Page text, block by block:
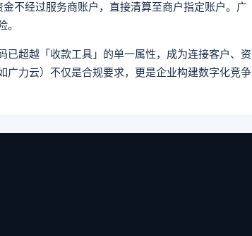
经过服务商账户，直接清算至商户指定账户。广
。
超越「收款工具」的单一属性，成为连接客户、资
广力云）不仅是合规要求，更是企业构建数字化竞争